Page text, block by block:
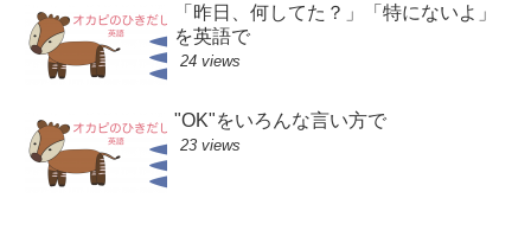
「昨日、何してた？」「特にないよ」
を英語で
24 views
"OK"をいろんな言い方で
23 views